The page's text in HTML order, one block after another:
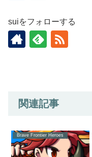
suiをフォローする
関連記事
Brave Frontier Heroes